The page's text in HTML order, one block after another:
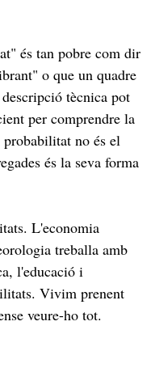
és tan pobre com dir
o que un quadre
tècnica pot
per comprendre la
no és el
és la seva forma
L'economia
treballa amb
l'educació i
Vivim prenent
veure-ho tot.